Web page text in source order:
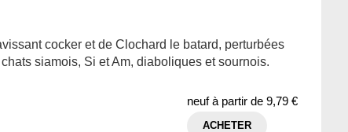
cocker et de Clochard le batard, perturbées
siamois, Si et Am, diaboliques et sournois.
neuf à partir de 9,79 €
ACHETER